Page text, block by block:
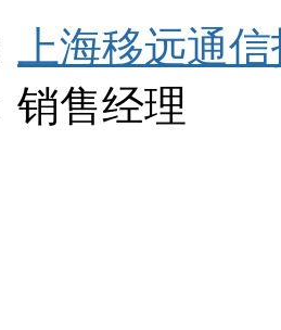
上海移远通
销售经理